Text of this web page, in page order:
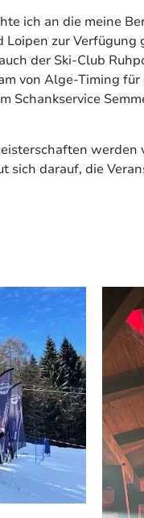
ich an die meine
Loipen zur
der Ski-Club
von Alge-Timing
Schankservice
sich darauf, die